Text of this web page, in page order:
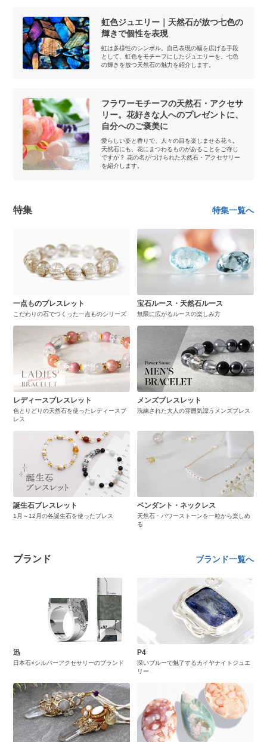
虹色ジュエリー｜天然石が放つ七色の
輝きで個性を表現
虹は多様性のシンボル。自己表現の幅を広げる手段
として、虹色をモチーフにしたジュエリーを。七色
の輝きを放つ天然石の魅力を紹介します。
フラワーモチーフの天然石・アクセサ
リー。花好きな人へのプレゼントに、
自分へのご褒美に
愛らしい姿と香りで、人々の目を楽しませる花々。
天然石にも、花にまつわるものがあることをご存じ
ですか？ 花の名がつけられた天然石・アクセサリー
を紹介します。
特集 特集一覧へ
一点ものブレスレット
こだわりの石でつくった一点ものシリーズ
宝石ルース・天然石ルース
無限に広がるルースの楽しみ方
レディースブレスレット
色とりどりの天然石を使ったレディースブ
レス
メンズブレスレット
洗練された大人の雰囲気漂うメンズブレス
誕生石ブレスレット
1月～12月の各誕生石を使ったブレス
ペンダント・ネックレス
天然石・パワーストーンを一粒から楽しめ
る
ブランド ブランド一覧へ
迅
日本石×シルバーアクセサリーのブランド
P4
深いブルーで魅了するカイヤナイトジュエ
リー